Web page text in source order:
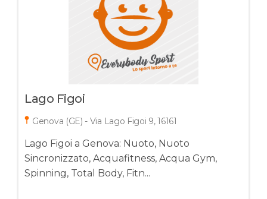
Lago Figoi
Genova (GE) - Via Lago Figoi 9, 16161
Lago Figoi a Genova: Nuoto, Nuoto
Sincronizzato, Acquafitness, Acqua Gym,
Spinning, Total Body, Fitn...